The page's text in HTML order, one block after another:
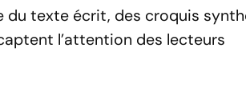
du texte écrit, des croquis
l’attention des lecteurs